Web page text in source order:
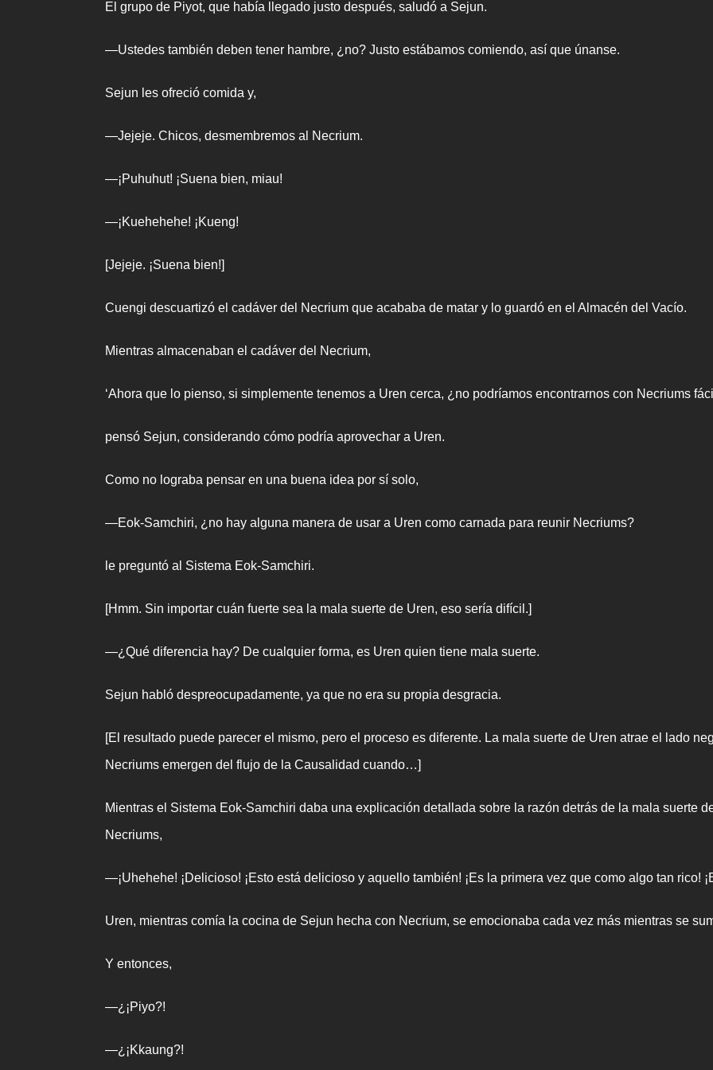
El grupo de Piyot, que había llegado justo después, saludó a Sejun.
—Ustedes también deben tener hambre, ¿no? Justo estábamos comiendo, así que únanse.
Sejun les ofreció comida y,
—Jejeje. Chicos, desmembremos al Necrium.
—¡Puhuhut! ¡Suena bien, miau!
—¡Kuehehehe! ¡Kueng!
[Jejeje. ¡Suena bien!]
Cuengi descuartizó el cadáver del Necrium que acababa de matar y lo guardó en el Almacén del Vacío.
Mientras almacenaban el cadáver del Necrium,
‘Ahora que lo pienso, si simplemente tenemos a Uren cerca, ¿no podríamos encontrarnos con Necriums
pensó Sejun, considerando cómo podría aprovechar a Uren.
Como no lograba pensar en una buena idea por sí solo,
—Eok-Samchiri, ¿no hay alguna manera de usar a Uren como carnada para reunir Necriums?
le preguntó al Sistema Eok-Samchiri.
[Hmm. Sin importar cuán fuerte sea la mala suerte de Uren, eso sería difícil.]
—¿Qué diferencia hay? De cualquier forma, es Uren quien tiene mala suerte.
Sejun habló despreocupadamente, ya que no era su propia desgracia.
[El resultado puede parecer el mismo, pero el proceso es diferente. La mala suerte de Uren atrae el lado
Necriums emergen del flujo de la Causalidad cuando…]
Mientras el Sistema Eok-Samchiri daba una explicación detallada sobre la razón detrás de la mala suerte
Necriums,
—¡Uhehehe! ¡Delicioso! ¡Esto está delicioso y aquello también! ¡Es la primera vez que como algo tan rico!
Uren, mientras comía la cocina de Sejun hecha con Necrium, se emocionaba cada vez más mientras se
Y entonces,
—¿¡Piyo?!
—¿¡Kkaung?!